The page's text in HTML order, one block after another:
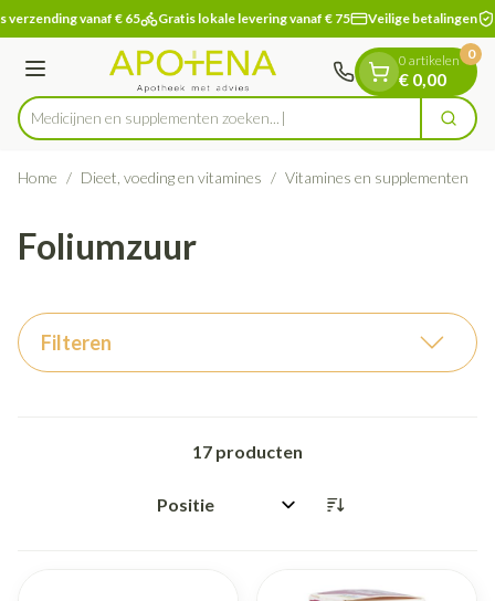
Ga naar de inhoud
1 van 1
verzending vanaf € 65 Gratis lokale levering vanaf € 75 Veilige betalingen
Menu
Product, merk, categorie...
Medicijnen en suppleme Zoek
0 artikelen
€ 0,00
0
Home / Dieet, voeding en vitamines / Vitamines en supplementen
Foliumzuur
Filteren
17 producten
Sorteer op: